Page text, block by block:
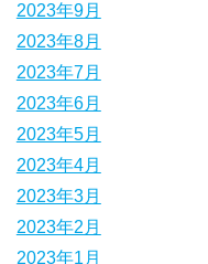
2023年9月
2023年8月
2023年7月
2023年6月
2023年5月
2023年4月
2023年3月
2023年2月
2023年1月